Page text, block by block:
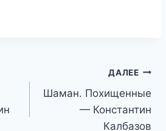
ДАЛЕЕ
Шаман. Похищенные
— Константин
Калбазов